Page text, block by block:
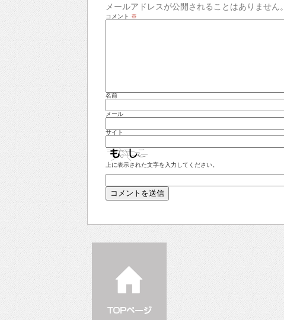
メールアドレスが公開されることはありません。
コメント ※
名前
メール
サイト
上に表示された文字を入力してください。